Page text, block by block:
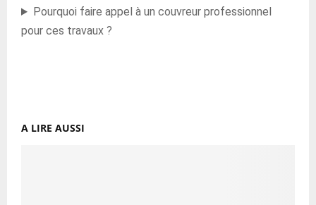
Pourquoi faire appel à un couvreur professionnel
pour ces travaux ?
A LIRE AUSSI